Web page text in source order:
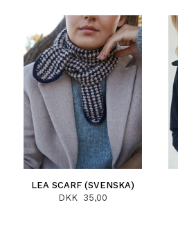
LEA SCARF (SVENSKA)
DKK 35,00